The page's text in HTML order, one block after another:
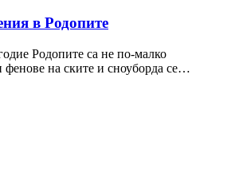
в Родопите
Родопите са не по-малко
на ските и сноуборда се…